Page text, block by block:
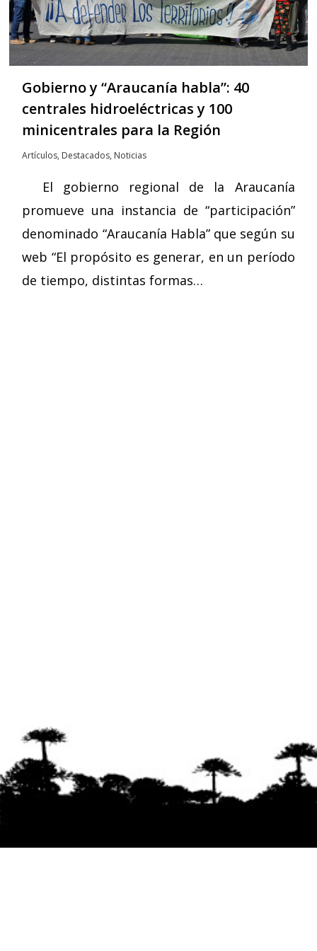
Gobierno y “Araucanía habla”: 40
centrales hidroeléctricas y 100
minicentrales para la Región
Artículos, Destacados, Noticias
El gobierno regional de la Araucanía
promueve una instancia de “participación”
denominado “Araucanía Habla” que según su
web “El propósito es generar, en un período
de tiempo, distintas formas…